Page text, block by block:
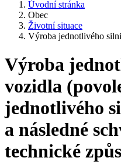
Úvodní stránka
Obec
Životní situace
Výroba jednotlivého
Výroba
vozidla
jednotlivého
a následné
technické